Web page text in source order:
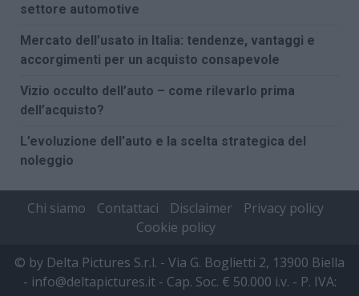
settore automotive
Mercato dell’usato in Italia: tendenze, vantaggi e
accorgimenti per un acquisto consapevole
Vizio occulto dell’auto – come rilevarlo prima
dell’acquisto?
L’evoluzione dell’auto e la scelta strategica del
noleggio
Chi siamo Contattaci Disclaimer
Privacy policy
Cookie policy
© by Delta Pictures S.r.l. - Via G. Boglietti 2, 13900 Biella
- info@deltapictures.it - Cap. Soc. € 50.000 i.v. - P. IVA: